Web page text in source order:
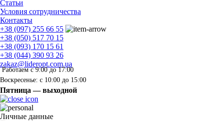
Статьи
Условия сотрудничества
Контакты
+38 (097) 255 66 55
+38 (050) 517 70 15
+38 (093) 170 15 61
+38 (044) 390 93 26
zakaz@lideropt.com.ua
Работаем с 9:00 до 17:00
Воскресенье: с 10:00 до 15:00
Пятница — выходной
Личные данные